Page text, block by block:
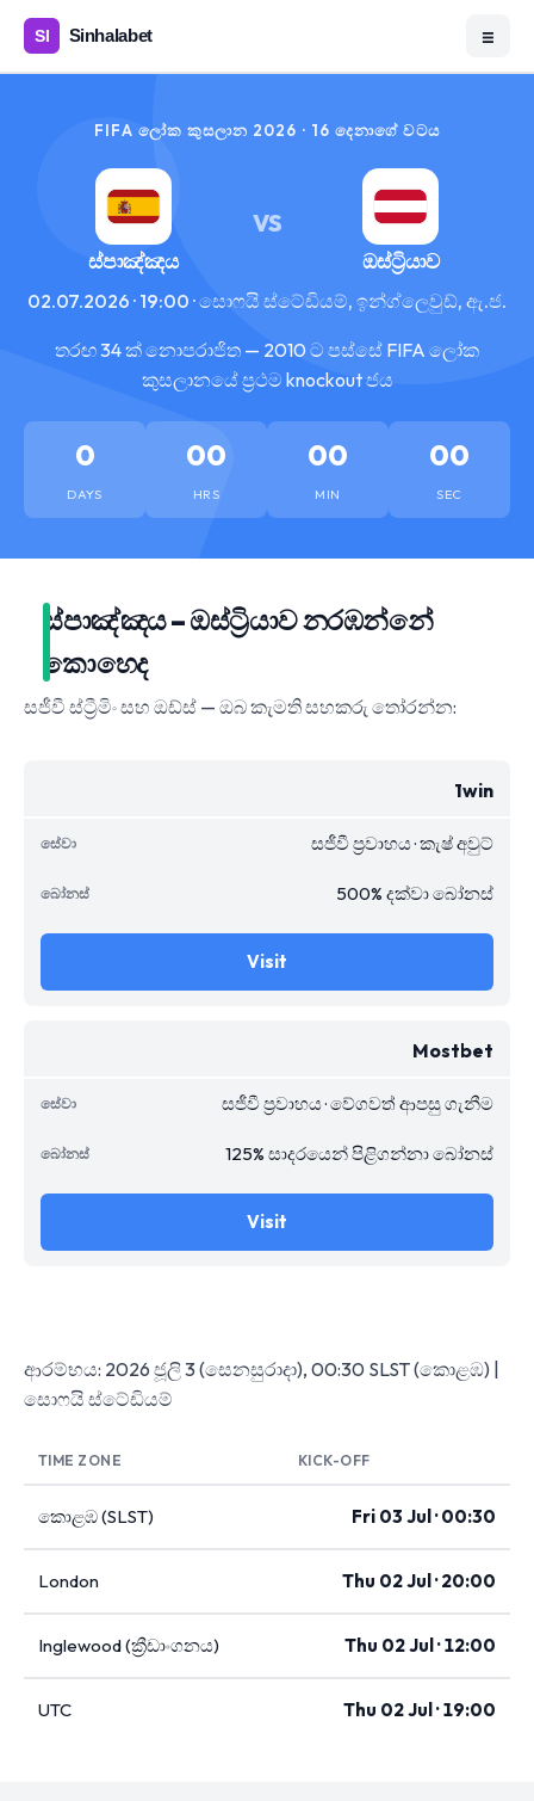
☰
FIFA ලෝක කුසලාන 2026 · 16 දෙනාගේ වටය
ස්පාඤ්ඤය
VS
ඔස්ට්‍රියාව
02.07.2026 · 19:00 · සොෆයි ස්ටේඩියම්, ඉන්ග්ලෙවුඩ්, ඇ.ජ.
තරඟ 34 ක් නොපරාජිත — 2010 ට පස්සේ FIFA ලෝක
කුසලානයේ ප්‍රථම knockout ජය
0
DAYS
00
HRS
00
MIN
00
SEC
ස්පාඤ්ඤය – ඔස්ට්‍රියාව නරඹන්නේ
කොහෙද
සජීවී ස්ට්‍රීමිං සහ ඔඩ්ස් — ඔබ කැමති සහකරු තෝරන්න:
1win
සජීවී ප්‍රවාහය · කැෂ් අවුට්
500% දක්වා බෝනස්
Visit
Mostbet
සජීවී ප්‍රවාහය · වේගවත් ආපසු ගැනීම
125% සාදරයෙන් පිළිගන්නා බෝනස්
Visit
ආරම්භය: 2026 ජූලි 3 (සෙනසුරාදා), 00:30 SLST (කොළඹ) |
සොෆයි ස්ටේඩියම්
TIME ZONE KICK-OFF
කොළඹ (SLST) Fri 03 Jul · 00:30
London Thu 02 Jul · 20:00
Inglewood (ක්‍රීඩාංගනය) Thu 02 Jul · 12:00
UTC Thu 02 Jul · 19:00